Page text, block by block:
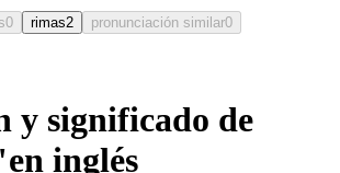
0 rimas2 pronunciación similar0
y significado de
inglés